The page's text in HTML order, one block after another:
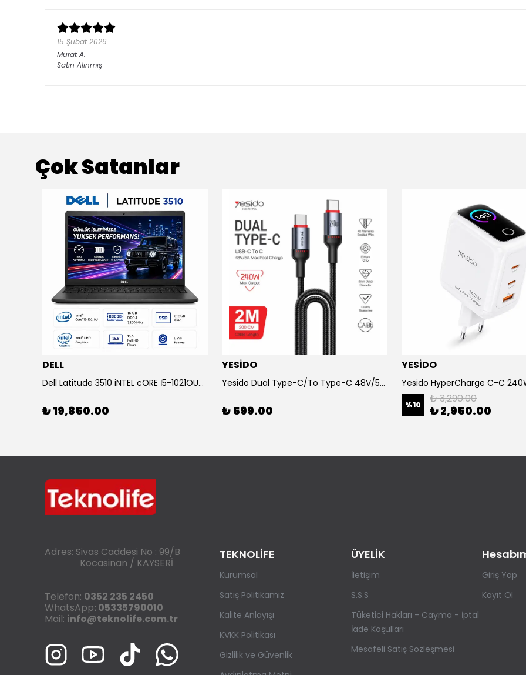
15 Şubat 2026
Murat A.
Satın Alınmış
Çok Satanlar
DELL
Dell Latitude 3510 iNTEL cORE İ5-1021OU-16 GB RAM-500 SSD Laptop
₺ 19,850.00
YESİDO
Yesido Dual Type-C/To Type-C 48V/5A Süper Hızlı Şarj ve Veri Kablo
₺ 599.00
YESİDO
%10 ₺ 3,290.00
₺ 2,950.00
TEKNOLİFE
Kurumsal
Satış Politikamız
Kalite Anlayışı
KVKK Politikası
Gizlilik ve Güvenlik
ÜYELİK
İletişim
S.S.S
Tüketici Hakları - Cayma - İptal
İade Koşulları
Mesafeli Satış Sözleşmesi
Giriş Yap
Kayıt Ol
Adres: Sivas Caddesi No : 99/B
Kocasinan / KAYSERİ
Telefon: 0352 235 2450
WhatsApp: 05335790010
Mail: info@teknolife.com.tr